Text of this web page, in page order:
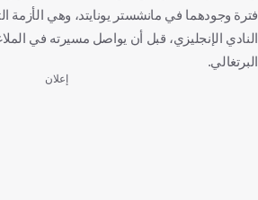
فترة وجودهما في مانشستر يونايتد، وهي الأزمة
النادي الإنجليزي، قبل أن يواصل مسيرته في
البرتغالي.
إعلان